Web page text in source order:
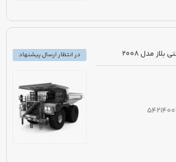
در انتظار ارسال پیشنهاد